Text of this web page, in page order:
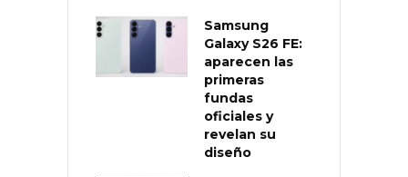
Samsung
Galaxy S26 FE:
aparecen las
primeras
fundas
oficiales y
revelan su
diseño